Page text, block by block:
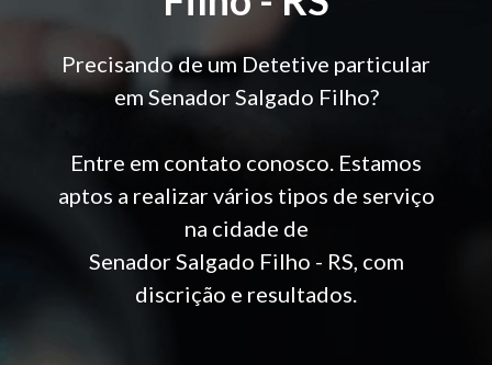
Precisando de um Detetive particular
em Senador Salgado Filho?
Entre em contato conosco. Estamos
aptos a realizar vários tipos de serviço
na cidade de
Senador Salgado Filho - RS, com
discrição e resultados.